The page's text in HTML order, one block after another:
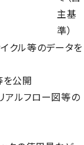
主基
準）
クル等のデータを
公開
アルフロー図等の